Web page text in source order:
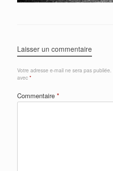
Laisser un commentaire
Votre adresse e-mail ne sera pas publiée.
avec *
Commentaire *